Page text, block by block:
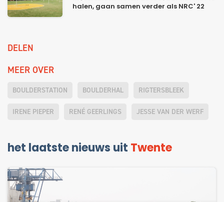
halen, gaan samen verder als NRC' 22
DELEN
MEER OVER
BOULDERSTATION BOULDERHAL RIGTERSBLEEK
IRENE PIEPER RENÉ GEERLINGS JESSE VAN DER WERF
het laatste nieuws uit Twente